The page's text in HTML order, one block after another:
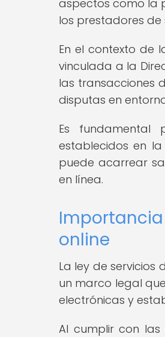
aspectos como la
los prestadores de
En el contexto de
vinculada a la
las transacciones
disputas en
Es fundamental
establecidos en
puede acarrear
en línea.
online
La ley de servicios
un marco legal
electrónicas y
Al cumplir con las